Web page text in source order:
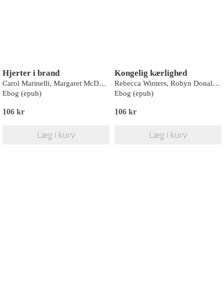
Hjerter i brand
Carol Marinelli, Margaret McDonagh, Emily Forbes, Alison Roberts
Ebog (epub)
106 kr
Læg i kurv
Kongelig kærlighed
Rebecca Winters, Robyn Donald, Jennifer Lewis, Maisey Yates
Ebog (epub)
106 kr
Læg i kurv